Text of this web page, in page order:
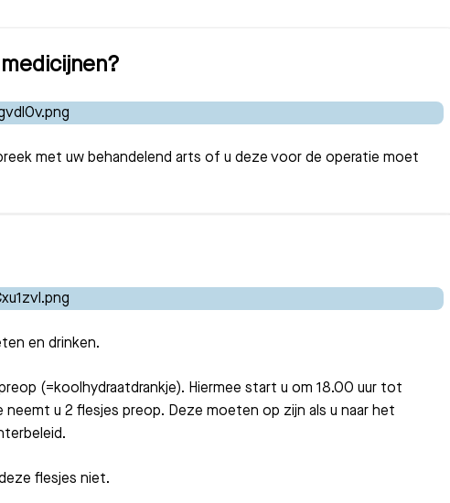
met uw behandelend arts of u deze voor de operatie moet
en drinken.
(=koolhydraatdrankje). Hiermee start u om 18.00 uur tot
u 2 flesjes preop. Deze moeten op zijn als u naar het
flesjes niet.